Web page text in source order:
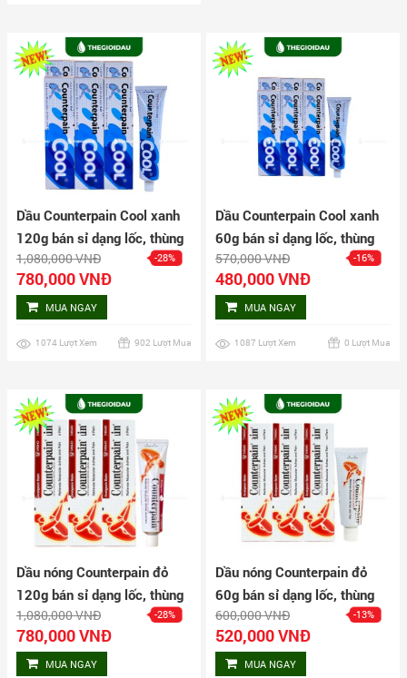
Dầu Counterpain Cool xanh
120g bán sỉ dạng lốc, thùng
giá tốt | Dauthaoduoc.net
1,080,000 VNĐ -28%
780,000 VNĐ
MUA NGAY
1074 Lượt Xem 902 Lượt Mua
Dầu Counterpain Cool xanh
60g bán sỉ dạng lốc, thùng
giá tốt | Dauthaoduoc.net
570,000 VNĐ -16%
480,000 VNĐ
MUA NGAY
1087 Lượt Xem 0 Lượt Mua
Dầu nóng Counterpain đỏ
120g bán sỉ dạng lốc, thùng
giá tốt | Dauthaoduoc.net
1,080,000 VNĐ -28%
780,000 VNĐ
MUA NGAY
Dầu nóng Counterpain đỏ
60g bán sỉ dạng lốc, thùng
giá tốt | Dauthaoduoc.net
600,000 VNĐ -13%
520,000 VNĐ
MUA NGAY